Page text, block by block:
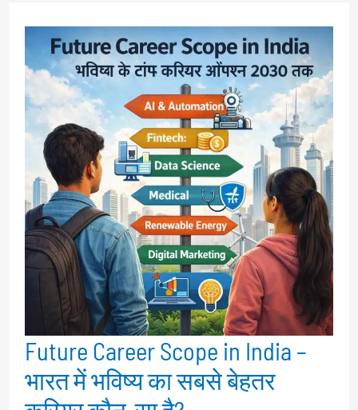
Tool
अपने
कंटेंट
के
Words,
Characters
और
Paragraph
तुरंत
गिनें
Future Career Scope in India –
भारत में भविष्य का सबसे बेहतर